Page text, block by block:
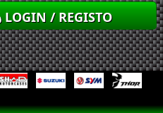
LOGIN / REGISTO